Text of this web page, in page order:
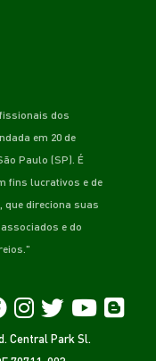
dos
em 20 de
Paulo (SP). É
fins lucrativos e de
que direciona suas
e do
Central Park Sl.